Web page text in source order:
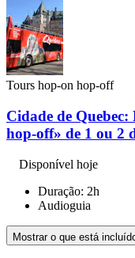
Tours hop-on hop-off
Cidade de
hop-off» de 1 ou 2
Disponível hoje
Duração: 2h
Audioguia
Mostrar o que está